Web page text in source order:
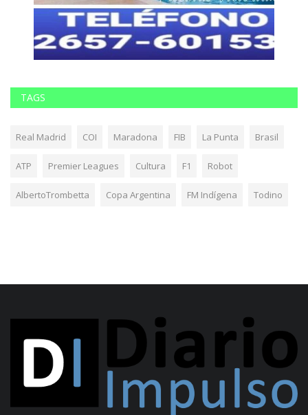
TAGS
Real Madrid COI Maradona FIB La Punta Brasil
ATP Premier Leagues Cultura F1 Robot
AlbertoTrombetta Copa Argentina FM Indígena Todino